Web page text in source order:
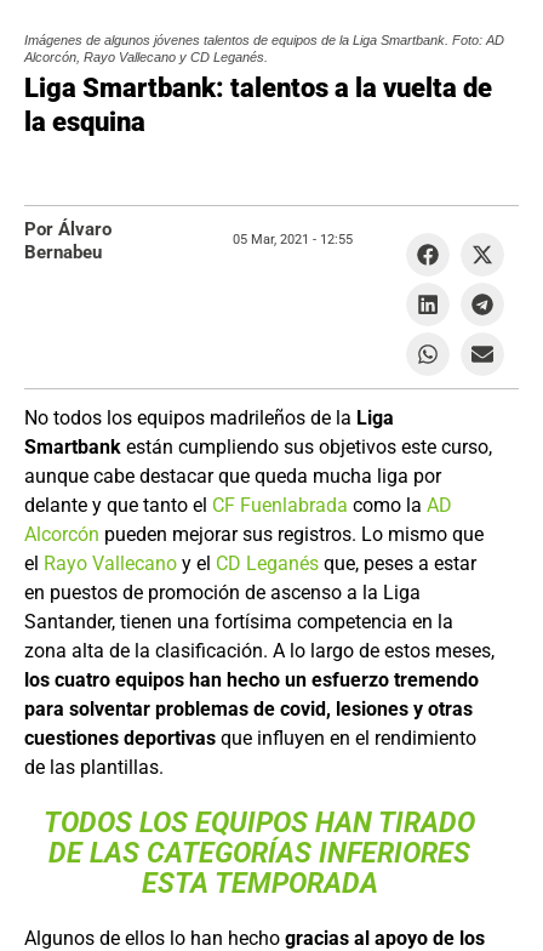
Imágenes de algunos jóvenes talentos de equipos de la Liga Smartbank. Foto: AD
Alcorcón, Rayo Vallecano y CD Leganés.
Liga Smartbank: talentos a la vuelta de
la esquina
No todos los equipos madrileños de la Liga
Smartbank están cumpliendo sus objetivos este curso,
aunque cabe destacar que queda mucha liga por
delante y que tanto el CF Fuenlabrada como la AD
Alcorcón pueden mejorar sus registros. Lo mismo que
el Rayo Vallecano y el CD Leganés que, peses a estar
en puestos de promoción de ascenso a la Liga
Santander, tienen una fortísima competencia en la
zona alta de la clasificación. A lo largo de estos meses,
los cuatro equipos han hecho un esfuerzo tremendo
para solventar problemas de covid, lesiones y otras
cuestiones deportivas que influyen en el rendimiento
de las plantillas.
TODOS LOS EQUIPOS HAN TIRADO
DE LAS CATEGORÍAS INFERIORES
ESTA TEMPORADA
Algunos de ellos lo han hecho gracias al apoyo de los
Por Álvaro
Bernabeu
05 Mar, 2021 - 12:55